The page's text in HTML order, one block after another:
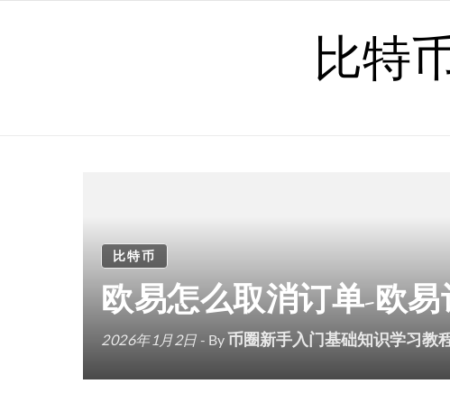
比特
比特币
欧易怎么取消订单-欧
2026年1月2日 - By币圈新手入门基础知识学习教